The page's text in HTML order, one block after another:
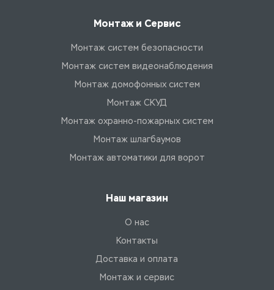
Монтаж и Сервис
Монтаж систем безопасности
Монтаж систем видеонаблюдения
Монтаж домофонных систем
Монтаж СКУД
Монтаж охранно-пожарных систем
Монтаж шлагбаумов
Монтаж автоматики для ворот
Наш магазин
О нас
Контакты
Доставка и оплата
Монтаж и сервис